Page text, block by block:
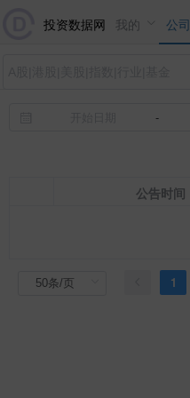
投资数据网 我的 公司
-
公告时间
1